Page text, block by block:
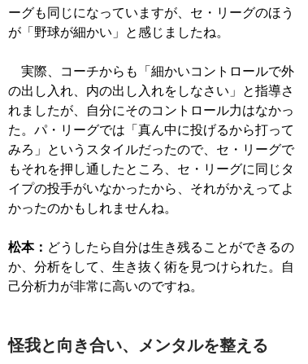
ーグも同じになっていますが、セ・リーグのほう
が「野球が細かい」と感じましたね。
実際、コーチからも「細かいコントロールで外
の出し入れ、内の出し入れをしなさい」と指導さ
れましたが、自分にそのコントロール力はなかっ
た。パ・リーグでは「真ん中に投げるから打って
みろ」というスタイルだったので、セ・リーグで
もそれを押し通したところ、セ・リーグに同じタ
イプの投手がいなかったから、それがかえってよ
かったのかもしれませんね。
松本： どうしたら自分は生き残ることができるの
か、分析をして、生き抜く術を見つけられた。自
己分析力が非常に高いのですね。
怪我と向き合い、メンタルを整える